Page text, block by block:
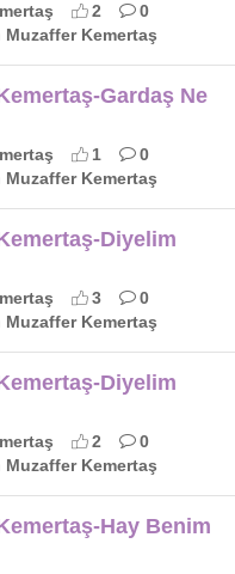
2
0
Kemertaş
Gardaş Ne
1
0
Kemertaş
Diyelim
3
0
Kemertaş
Diyelim
2
0
Kemertaş
Hay Benim